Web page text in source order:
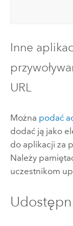
Inne
URL
Można podać
dodać ją jako
do aplikacji za
Należy
uczestnikom